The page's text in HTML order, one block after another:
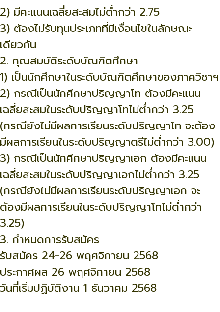
2) มีคะแนนเฉลี่ยสะสมไม่ต่ำกว่า 2.75
3) ต้องไม่รับทุนประเภทที่มีเงื่อนไขในลักษณะ
เดียวกัน
2. คุณสมบัติระดับบัณฑิตศึกษา
1) เป็นนักศึกษาในระดับบัณฑิตศึกษาของภาควิชาฯ
2) กรณีเป็นนักศึกษาปริญญาโท ต้องมีคะแนน
เฉลี่ยสะสมในระดับปริญญาโทไม่ต่ำกว่า 3.25
(กรณียังไม่มีผลการเรียนระดับปริญญาโท จะต้อง
มีผลการเรียนในระดับปริญญาตรีไม่ต่ำกว่า 3.00)
3) กรณีเป็นนักศึกษาปริญญาเอก ต้องมีคะแนน
เฉลี่ยสะสมในระดับปริญญาเอกไม่ต่ำกว่า 3.25
(กรณียังไม่มีผลการเรียนระดับปริญญาเอก จะ
ต้องมีผลการเรียนในระดับปริญญาโทไม่ต่ำกว่า
3.25)
3. กำหนดการรับสมัคร
รับสมัคร 24-26 พฤศจิกายน 2568
ประกาศผล 26 พฤศจิกายน 2568
วันที่เริ่มปฏิบัติงาน 1 ธันวาคม 2568